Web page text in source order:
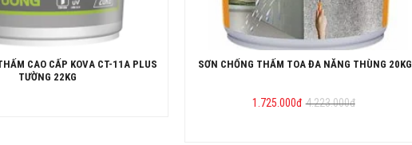
CAO CẤP KOVA CT-11A PLUS
TƯỜNG 22KG
SƠN CHỐNG THẤM TOA ĐA NĂNG THÙNG 20KG
4.223.000đ
Giá
1.725.000đ Giá